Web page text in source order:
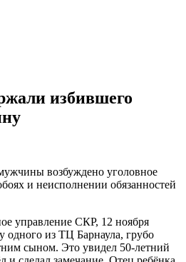
избившего
возбуждено уголовное
и неисполнении обязанностей
управление СКР, 12 ноября
одного из ТЦ Барнаула, грубо
сыном. Это увидел 50-летний